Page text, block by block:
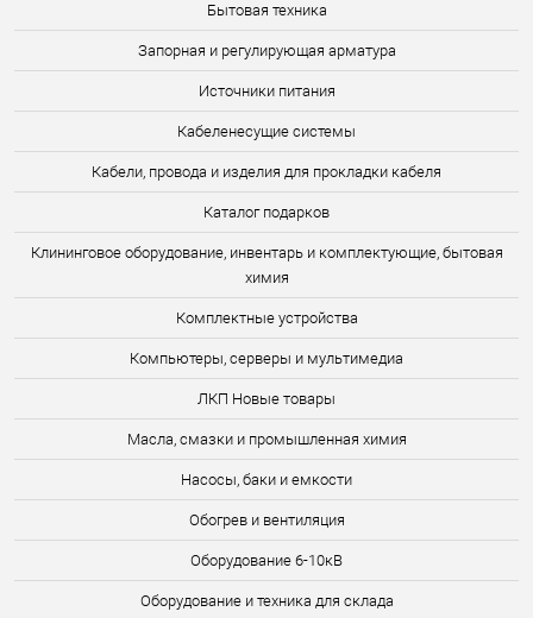
Бытовая техника
Запорная и регулирующая арматура
Источники питания
Кабеленесущие системы
Кабели, провода и изделия для прокладки кабеля
Каталог подарков
Клининговое оборудование, инвентарь и комплектующие, бытовая
химия
Комплектные устройства
Компьютеры, серверы и мультимедиа
ЛКП Новые товары
Масла, смазки и промышленная химия
Насосы, баки и емкости
Обогрев и вентиляция
Оборудование 6-10кВ
Оборудование и техника для склада